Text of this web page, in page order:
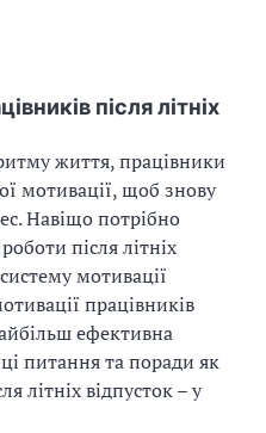
після літніх
життя, працівники
мотивації, щоб знову
Навіщо потрібно
після літніх
мотивації
працівників
ефективна
ці питання та поради як
літніх відпусток – у